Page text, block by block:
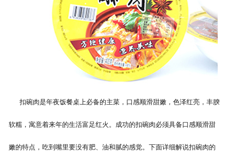
加入新东方
联系我们
扣碗肉是年夜饭餐桌上必备的主菜，口感顺滑甜嫩，色泽红亮，丰腴
软糯，寓意着来年的生活富足红火。成功的扣碗肉必须具备口感顺滑甜
嫩的特点，吃到嘴里要没有肥、油和腻的感觉。下面详细解说扣碗肉的